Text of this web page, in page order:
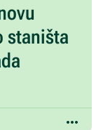
staništa